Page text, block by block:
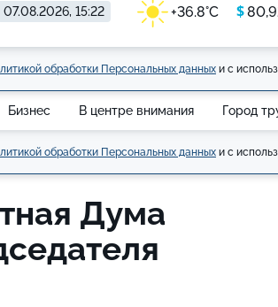
07.08.2026, 15:22 +36.8°C $
обработки Персональных данных и с
Бизнес В центре внимания Город
обработки Персональных данных и с
Дума